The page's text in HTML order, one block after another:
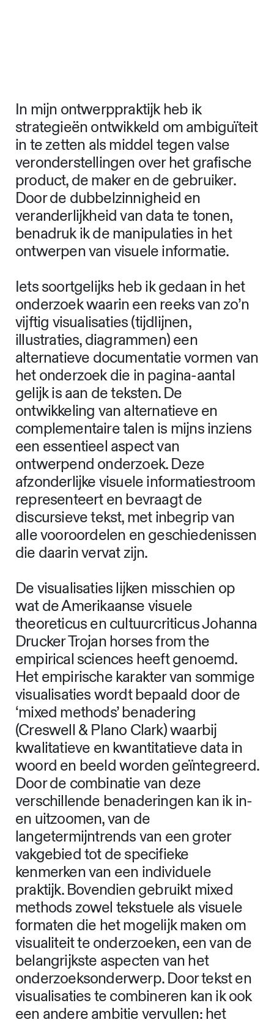
begrip van grafisch ontwerpen zal
kritisch moeten kijken naar de talen
waarmee het wordt gekarakteriseerd.
strategieën ontwikkeld om ambiguïteit
in te zetten als middel tegen valse
veronderstellingen over het grafische
product, de maker en de gebruiker.
Door de dubbelzinnigheid en
veranderlijkheid van data te tonen,
benadruk ik de manipulaties in het
ontwerpen van visuele informatie.
Iets soortgelijks heb ik gedaan in het
onderzoek waarin een reeks van zo’n
vijftig visualisaties (tijdlijnen,
illustraties, diagrammen) een
alternatieve documentatie vormen van
het onderzoek die in pagina-aantal
gelijk is aan de teksten. De
complementaire talen is mijns inziens
een essentieel aspect van
ontwerpend onderzoek. Deze
afzonderlijke visuele informatiestroom
representeert en bevraagt de
discursieve tekst, met inbegrip van
alle vooroordelen en geschiedenissen
die daarin vervat zijn.
De visualisaties lijken misschien op
wat de Amerikaanse visuele
theoreticus en cultuurcriticus Johanna
Drucker Trojan horses from the
empirical sciences heeft genoemd.
Het empirische karakter van sommige
visualisaties wordt bepaald door de
‘mixed methods’ benadering
(Creswell & Plano Clark) waarbij
kwalitatieve en kwantitatieve data in
woord en beeld worden geïntegreerd.
Door de combinatie van deze
verschillende benaderingen kan ik in-
en uitzoomen, van de
langetermijntrends van een groter
vakgebied tot de specifieke